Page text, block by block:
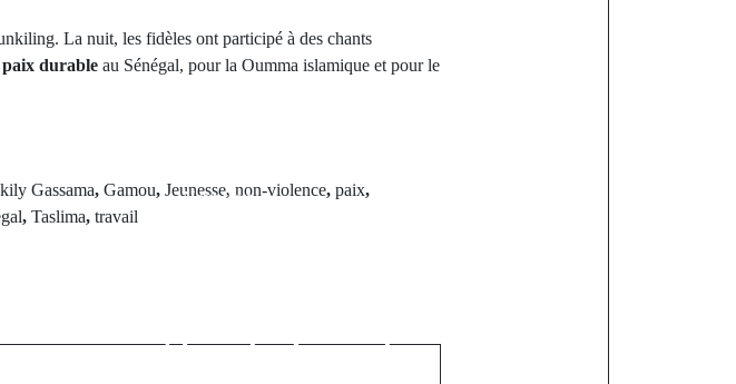
La nuit, les fidèles ont participé à des chants
paix durable au Sénégal, pour la Oumma islamique et pour le
Gassama, Gamou, Jeunesse, non-violence, paix,
, Taslima, travail
Next Post
pourraient faire les Lions de